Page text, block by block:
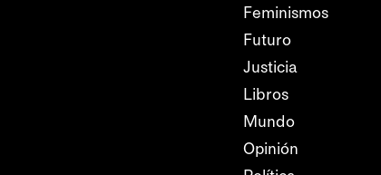
Feminismos
Futuro
Justicia
Libros
Mundo
Opinión